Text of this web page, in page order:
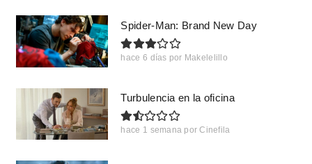
Spider-Man: Brand New Day
hace 6 días por Makelelillo
Turbulencia en la oficina
hace 1 semana por Cinefila